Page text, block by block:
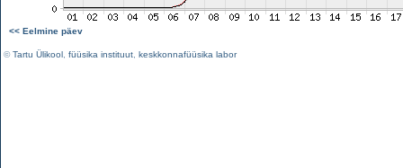
<< Eelmine päev
©Tartu Ülikool füüsika instituut keskkonnafüüsika labor